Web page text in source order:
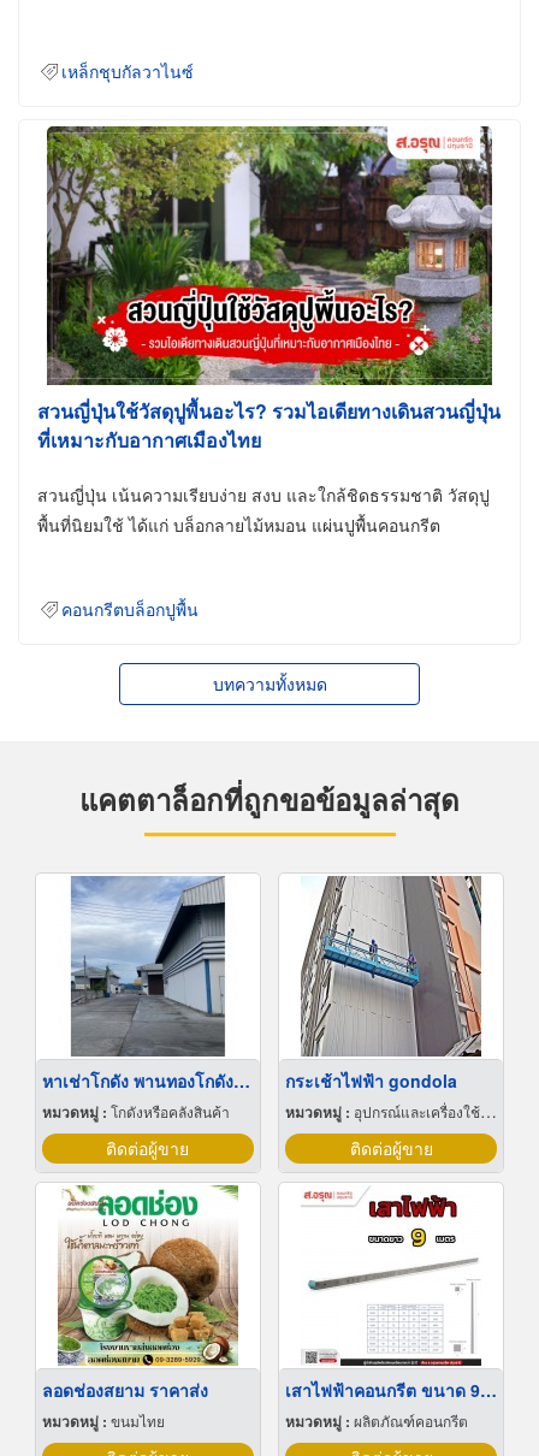
เหล็กชุบกัลวาไนซ์
สวนญี่ปุ่นใช้วัสดุปูพื้นอะไร? รวมไอเดียทางเดินสวนญี่ปุ่น
ที่เหมาะกับอากาศเมืองไทย
สวนญี่ปุ่น เน้นความเรียบง่าย สงบ และใกล้ชิดธรรมชาติ วัสดุปู
พื้นที่นิยมใช้ ได้แก่ บล็อกลายไม้หมอน แผ่นปูพื้นคอนกรีต
คอนกรีตบล็อกปูพื้น
บทความทั้งหมด
แคตตาล็อกที่ถูกขอข้อมูลล่าสุด
หาเช่าโกดัง พานทองโกดังให้เช่าราคาถูก
หมวดหมู่ : โกดังหรือคลังสินค้า
ติดต่อผู้ขาย
กระเช้าไฟฟ้า gondola
หมวดหมู่ : อุปกรณ์และเครื่องใช้ก่อสร้าง
ติดต่อผู้ขาย
ลอดช่องสยาม ราคาส่ง
หมวดหมู่ : ขนมไทย
เสาไฟฟ้าคอนกรีต ขนาด 9 เมตร มาตรฐานการไฟฟ้าส่วนภูมิภาค
หมวดหมู่ : ผลิตภัณฑ์คอนกรีต